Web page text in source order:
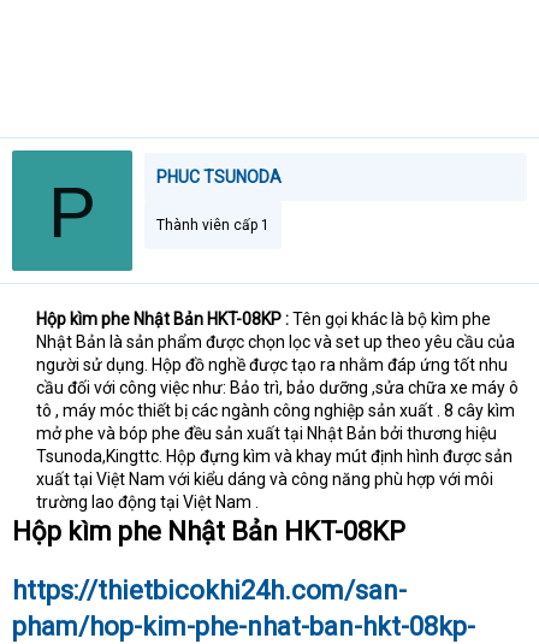
P PHUC TSUNODA
Thành viên cấp 1
Hộp kìm phe Nhật Bản HKT-08KP :Tên gọi khác là bộ kìm phe
Nhật Bản là sản phẩm được chọn lọc và set up theo yêu cầu của
người sử dụng. Hộp đồ nghề được tạo ra nhằm đáp ứng tốt nhu
cầu đối với công việc như: Bảo trì, bảo dưỡng ,sửa chữa xe máy ô
tô , máy móc thiết bị các ngành công nghiệp sản xuất . 8 cây kìm
mở phe và bóp phe đều sản xuất tại Nhật Bản bởi thương hiệu
Tsunoda,Kingttc. Hộp đựng kìm và khay mút định hình được sản
xuất tại Việt Nam với kiểu dáng và công năng phù hợp với môi
trường lao động tại Việt Nam .​
Hộp kìm phe Nhật Bản HKT-08KP
https://thietbicokhi24h.com/san-
pham/hop-kim-phe-nhat-ban-hkt-08kp-